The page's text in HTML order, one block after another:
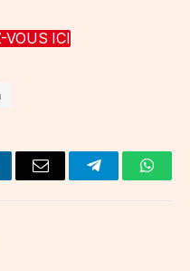
ICI
Email Telegram